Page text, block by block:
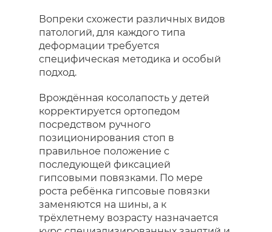
Вопреки схожести различных видов
патологий, для каждого типа
деформации требуется
специфическая методика и особый
подход.
Врождённая косолапость у детей
корректируется ортопедом
посредством ручного
позиционирования стоп в
правильное положение с
последующей фиксацией
гипсовыми повязками. По мере
роста ребёнка гипсовые повязки
заменяются на шины, а к
трёхлетнему возрасту назначается